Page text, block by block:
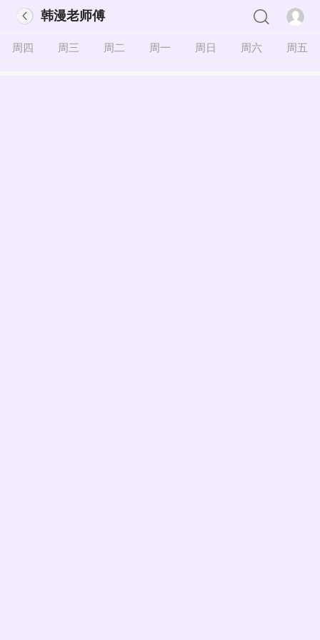
韩漫老师傅
周四 周三 周二 周一 周日 周六 周五